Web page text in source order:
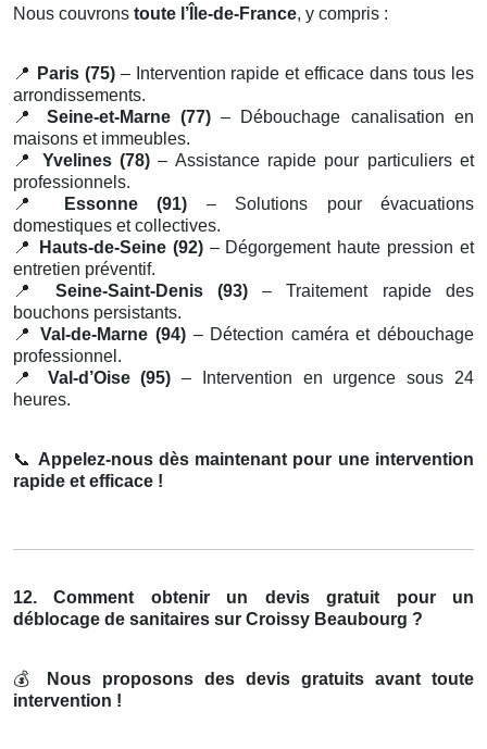
Nous couvrons toute l’Île-de-France, y compris :
📍 Paris (75)– Intervention rapide et efficace dans tous les
arrondissements.
📍
Seine-et-Marne (77)– Débouchage canalisation en
maisons et immeubles.
📍
Yvelines (78) – Assistance rapide pour particuliers et
professionnels.
📍
Essonne (91) – Solutions pour évacuations
domestiques et collectives.
📍
Hauts-de-Seine (92)– Dégorgement haute pression et
entretien préventif.
📍
Seine-Saint-Denis (93)– Traitement rapide des
bouchons persistants.
📍
Val-de-Marne (94)– Détection caméra et débouchage
professionnel.
📍
Val-d’Oise (95) – Intervention en urgence sous 24
heures.
📞 Appelez-nous dès maintenant pour une intervention
rapide et efficace !
12. Comment obtenir un devis gratuit pour un
déblocage de sanitaires sur Croissy Beaubourg ?
💰
Nous proposons des devis gratuits avant toute
intervention !